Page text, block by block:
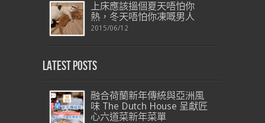
上床應該搵個夏天唔怕你
熱，冬天唔怕你凍嘅男人
2015/06/12
Latest Posts
融合荷蘭新年傳統與亞洲風
味 The Dutch House 呈獻匠
心六道菜新年菜單